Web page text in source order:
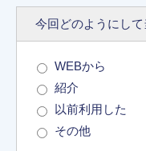
今回どのようにして
WEBから
紹介
以前利用した
その他